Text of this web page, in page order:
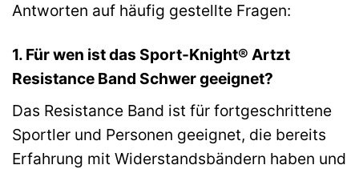
Antworten auf häufig gestellte Fragen:
1. Für wen ist das Sport-Knight® Artzt
Resistance Band Schwer geeignet?
Das Resistance Band ist für fortgeschrittene
Sportler und Personen geeignet, die bereits
Erfahrung mit Widerstandsbändern haben und